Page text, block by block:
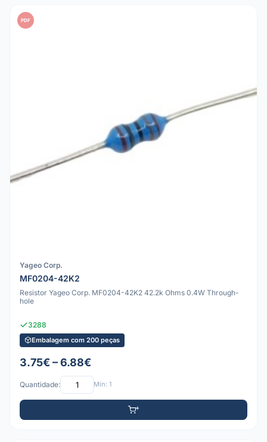
PDF
Yageo Corp.
MF0204-42K2
Resistor Yageo Corp. MF0204-42K2 42.2k Ohms 0.4W Through-
hole
3288
Embalagem com 200 peças
3.75€ – 6.88€
Quantidade: Mín: 1